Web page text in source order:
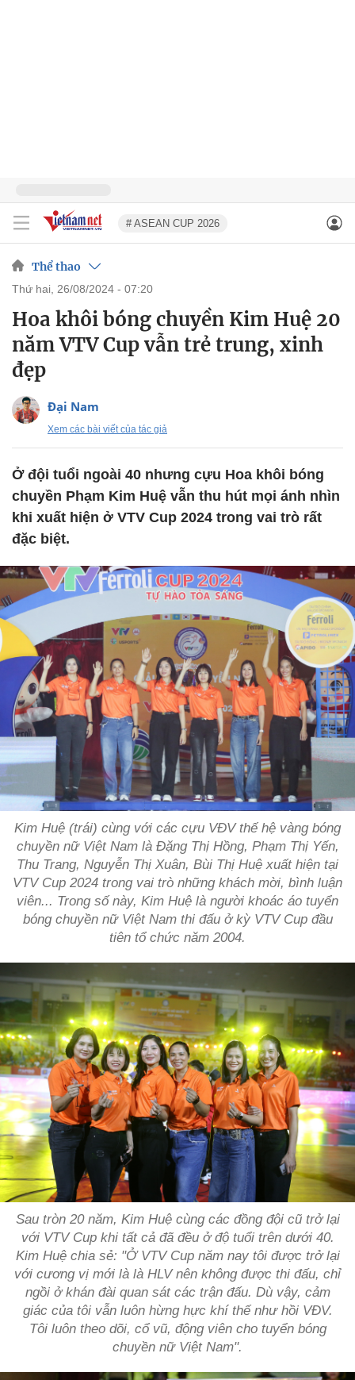
# ASEAN CUP 2026
Thể thao
thứ hai, 26/08/2024 - 07:20
Hoa khôi bóng chuyền Kim Huệ 20
năm VTV Cup vẫn trẻ trung, xinh
đẹp
Đại Nam
Xem các bài viết của tác giả
Ở đội tuổi ngoài 40 nhưng cựu Hoa khôi bóng
chuyền Phạm Kim Huệ vẫn thu hút mọi ánh nhìn
khi xuất hiện ở VTV Cup 2024 trong vai trò rất
đặc biệt.
Kim Huệ (trái) cùng với các cựu VĐV thế hệ vàng bóng
chuyền nữ Việt Nam là Đặng Thị Hồng, Phạm Thị Yến,
Thu Trang, Nguyễn Thị Xuân, Bùi Thị Huệ xuất hiện tại
VTV Cup 2024 trong vai trò những khách mời, bình luận
viên... Trong số này, Kim Huệ là người khoác áo tuyển
bóng chuyền nữ Việt Nam thi đấu ở kỳ VTV Cup đầu
tiên tổ chức năm 2004.
Sau tròn 20 năm, Kim Huệ cùng các đồng đội cũ trở lại
với VTV Cup khi tất cả đã đều ở độ tuổi trên dưới 40.
Kim Huệ chia sẻ: "Ở VTV Cup năm nay tôi được trở lại
với cương vị mới là là HLV nên không được thi đấu, chỉ
ngồi ở khán đài quan sát các trận đấu. Dù vậy, cảm
giác của tôi vẫn luôn hừng hực khí thế như hồi VĐV.
Tôi luôn theo dõi, cổ vũ, động viên cho tuyển bóng
chuyền nữ Việt Nam".